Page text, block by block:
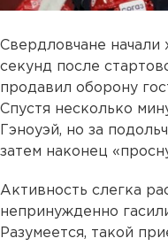
Свердловчане начали
секунд после
продавил оборону
Спустя несколько
Гэноуэй, но за
затем наконец
Активность слегка
непринужденно
Разумеется, такой